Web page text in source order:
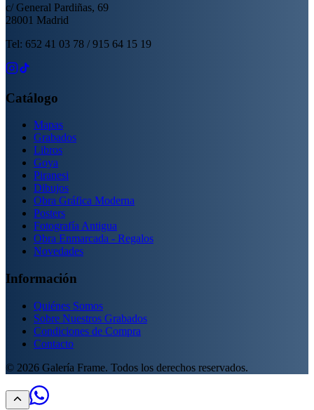
c/ General Pardiñas, 69
28001 Madrid
Tel: 652 41 03 78 / 915 64 15 19
Catálogo
Mapas
Grabados
Libros
Goya
Piranesi
Dibujos
Obra Gráfica Moderna
Posters
Fotografía Antigua
Obra Enmarcada - Regalos
Novedades
Información
Quiénes Somos
Sobre Nuestros Grabados
Condiciones de Compra
Contacto
© 2026 Galería Frame. Todos los derechos reservados.